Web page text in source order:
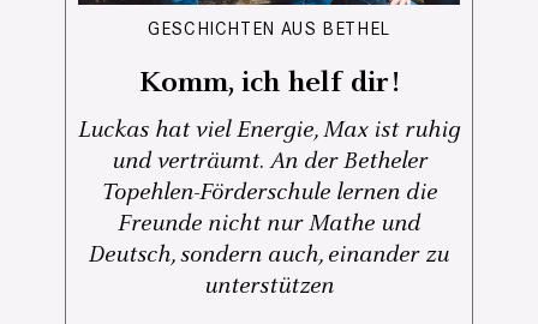
GESCHICHTEN AUS BETHEL
Komm, ich helf dir!
Luckas hat viel Energie, Max ist ruhig
und verträumt. An der Betheler
Topehlen-Förderschule lernen die
Freunde nicht nur Mathe und
Deutsch, sondern auch, einander zu
unterstützen